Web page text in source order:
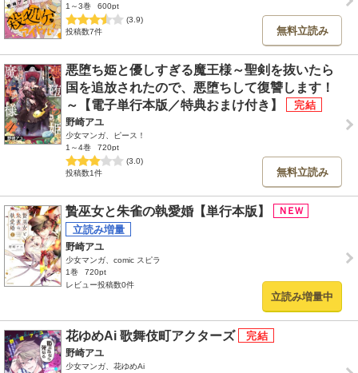
1～3巻
600pt
(3.9)
投稿数7件
無料立読み
悪堕ち姫と優しすぎる魔王様～聖剣を抜いたら
国を追放されたので、悪堕ちして復讐します！
～【電子単行本版／特典おまけ付き】
野崎アユ
少女マンガ、ピース！
1～4巻
720pt
(3.0)
投稿数1件
無料立読み
贄巫女と朱雀の執愛婚【単行本版】
野崎アユ
少女マンガ、comic スピラ
1巻
720pt
レビュー投稿数0件
立読み増量中
花ゆめAi 歌舞伎町アクターズ
野崎アユ
少女マンガ、花ゆめAi